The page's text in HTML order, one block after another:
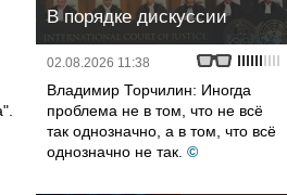
В порядке дискуссии
02.08.2026 11:38
Владимир Торчилин: Иногда
проблема не в том, что не всё
так однозначно, а в том, что всё
однозначно не так. ©